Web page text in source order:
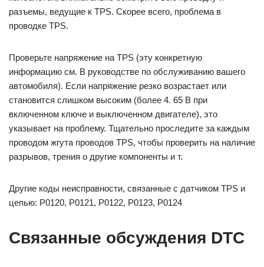
разъемы, ведущие к TPS. Скорее всего, проблема в
проводке TPS.
Проверьте напряжение на TPS (эту конкретную
информацию см. В руководстве по обслуживанию вашего
автомобиля). Если напряжение резко возрастает или
становится слишком высоким (более 4. 65 В при
включенном ключе и выключенном двигателе), это
указывает на проблему. Тщательно проследите за каждым
проводом жгута проводов TPS, чтобы проверить на наличие
разрывов, трения о другие компоненты и т.
Другие коды неисправности, связанные с датчиком TPS и
цепью: P0120, P0121, P0122, P0123, P0124
Связанные обсуждения DTC